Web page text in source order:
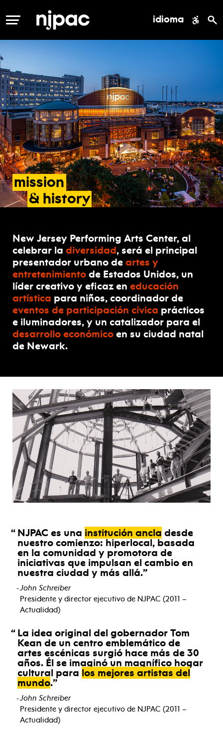
MENÚ idioma
mission
& history
New Jersey Performing Arts Center, al
celebrar la diversidad, será el principal
presentador urbano de artes y
entretenimiento de Estados Unidos, un
líder creativo y eficaz en educación
artística para niños, coordinador de
eventos de participación cívica prácticos
e iluminadores, y un catalizador para el
desarrollo económico en su ciudad natal
de Newark.
NJPAC es una institución ancla desde
nuestro comienzo: hiperlocal, basada
en la comunidad y promotora de
iniciativas que impulsan el cambio en
nuestra ciudad y más allá.
John Schreiber
Presidente y director ejecutivo de NJPAC (2011 –
Actualidad)
La idea original del gobernador Tom
Kean de un centro emblemático de
artes escénicas surgió hace más de 30
años. Él se imaginó un magnífico hogar
cultural para los mejores artistas del
mundo.
John Schreiber
Presidente y director ejecutivo de NJPAC (2011 –
Actualidad)